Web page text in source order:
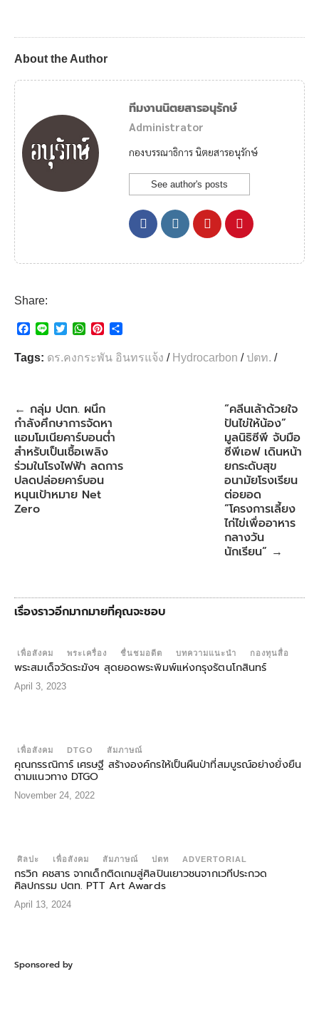
About the Author
ทีมงานนิตยสารอนุรักษ์
Administrator
กองบรรณาธิการ นิตยสารอนุรักษ์
See author's posts
Share:
c
e
o
k
n
i
r
W
a
p
p
n
e
s
t
a
Tags: ดร.คงกระพัน อินทรแจ้ง / Hydrocarbon / ปตท. /
← กลุ่ม ปตท. ผนึก
กำลังศึกษาการจัดหา
แอมโมเนียคาร์บอนต่ำ
สำหรับเป็นเชื้อเพลิง
ร่วมในโรงไฟฟ้า ลดการ
ปลดปล่อยคาร์บอน
หนุนเป้าหมาย Net
Zero
“คลีนเล้าด้วยใจ
ปันไข่ให้น้อง”
มูลนิธิซีพี จับมือ
ซีพีเอฟ เดินหน้า
ยกระดับสุข
อนามัยโรงเรียน
ต่อยอด
“โครงการเลี้ยง
ไก่ไข่เพื่ออาหาร
กลางวัน
นักเรียน” →
เรื่องราวอีกมากมายที่คุณจะชอบ
เพื่อสังคม พระเครื่อง ชื่นชมอดีต บทความแนะนำ กองทุนสื่อ
พระสมเด็จวัดระฆังฯ สุดยอดพระพิมพ์แห่งกรุงรัตนโกสินทร์
April 3, 2023
เพื่อสังคม DTGO สัมภาษณ์
คุณกรรณิการ์ เศรษฐี สร้างองค์กรให้เป็นผืนป่าที่สมบูรณ์อย่างยั่งยืน
ตามแนวทาง DTGO
November 24, 2022
ศิลปะ เพื่อสังคม สัมภาษณ์ ปตท ADVERTORIAL
กรวิก คชสาร จากเด็กติดเกมสู่ศิลปินเยาวชนจากเวทีประกวด
ศิลปกรรม ปตท. PTT Art Awards
April 13, 2024
Sponsored by